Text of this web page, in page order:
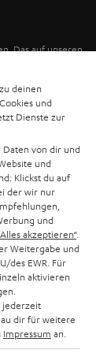
Das auf unseren
Etwaige
EU Data Act
deinen
und
Dienste zur
von dir und
und
Klickst du auf
der wir nur
und
„Alles akzeptieren“.
Weitergabe und
des EWR. Für
aktivieren
jederzeit
dir für weitere
Impressum an.